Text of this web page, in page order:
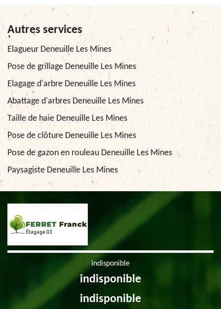
Autres services
Elagueur Deneuille Les Mines
Pose de grillage Deneuille Les Mines
Elagage d'arbre Deneuille Les Mines
Abattage d'arbres Deneuille Les Mines
Taille de haie Deneuille Les Mines
Pose de clôture Deneuille Les Mines
Pose de gazon en rouleau Deneuille Les Mines
Paysagiste Deneuille Les Mines
indisponible
indisponible
indisponible